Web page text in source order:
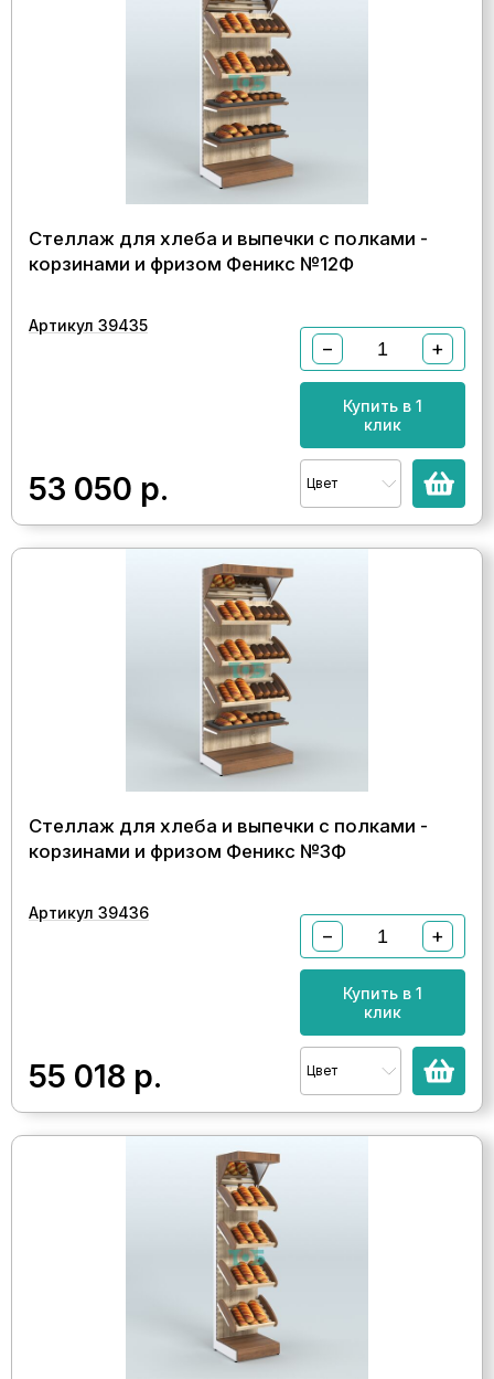
Стеллаж для хлеба и выпечки с полками -
корзинами и фризом Феникс №12Ф
Артикул 39435
53 050 р.
− +
Купить в 1
клик
Цвет
Стеллаж для хлеба и выпечки с полками -
корзинами и фризом Феникс №3Ф
Артикул 39436
55 018 р.
− +
Купить в 1
клик
Цвет